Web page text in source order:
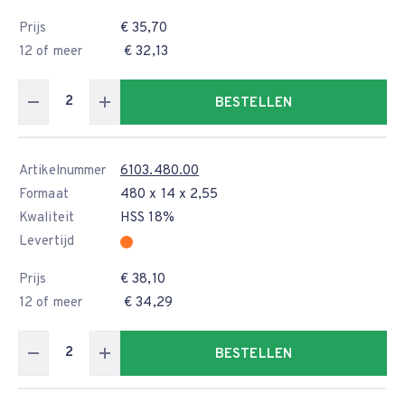
Prijs
€ 35,70
12 of meer
€ 32,13
BESTELLEN
Artikelnummer
6103.480.00
Formaat
480 x 14 x 2,55
Kwaliteit
HSS 18%
Levertijd
Prijs
€ 38,10
12 of meer
€ 34,29
BESTELLEN